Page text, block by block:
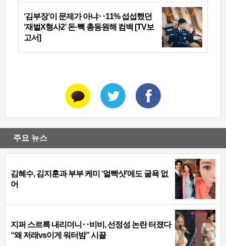
‘김부장’이 문제가 아냐‥11% 섭섭했던
‘재벌X형사2’ 돈·빽 총동원해 컴백 [TV보
고서]
주요 뉴스
김혜수, 김지훈과 부부 케미 ‘얼빡샷’에도 굴욕 없
어
지퍼 스르륵 내리더니‥비비, 선정성 논란 터졌다
“왜 저래vs이게 워터밤” 시끌